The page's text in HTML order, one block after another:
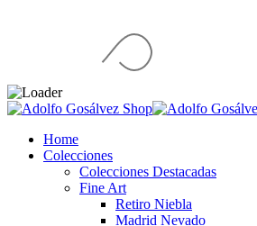
Home
Colecciones
Colecciones Destacadas
Fine Art
Retiro Niebla
Madrid Nevado